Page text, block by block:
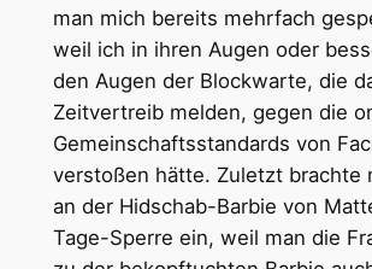
man mich bereits mehrfach
weil ich in ihren Augen oder
den Augen der Blockwarte, die
Zeitvertreib melden, gegen die
Gemeinschaftsstandards von
verstoßen hätte. Zuletzt brachte
an der Hidschab-Barbie von
Tage-Sperre ein, weil man die